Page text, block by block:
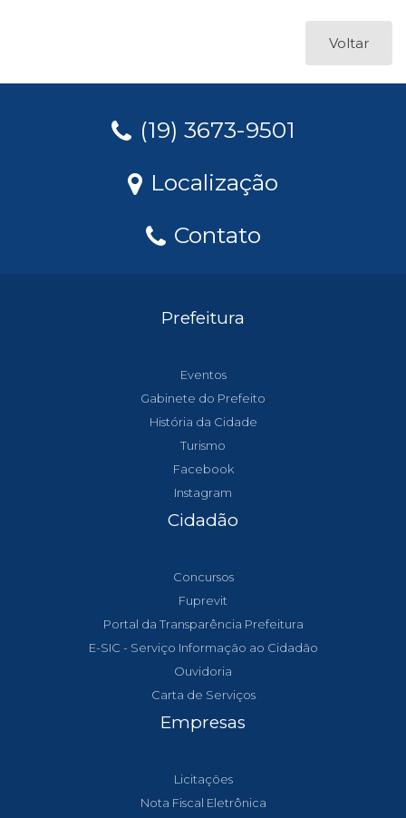
Voltar
(19) 3673-9501
Localização
Contato
Prefeitura
Eventos
Gabinete do Prefeito
História da Cidade
Turismo
Facebook
Instagram
Cidadão
Concursos
Fuprevit
Portal da Transparência Prefeitura
E-SIC - Serviço Informação ao Cidadão
Ouvidoria
Carta de Serviços
Empresas
Licitações
Nota Fiscal Eletrônica